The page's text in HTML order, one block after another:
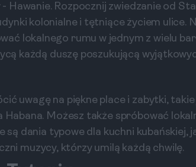
Hawanie. Rozpocznij zwiedzanie od
kolonialne i tętniące życiem ulice.
lokalnego rumu w jednym z wielu
każdą duszę poszukującą
uwagę na piękne place i zabytki, takie
Możesz także spróbować
dania typowe dla kuchni kubańskiej,
muzycy, którzy umilą każdą chwilę.